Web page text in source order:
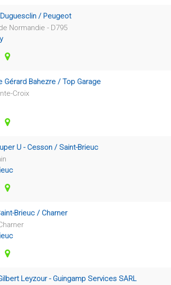
/ Peugeot
Normandie - D795
Gérard Bahezre / Top Garage
Croix
U - Cesson / Saint-Brieuc
Brieuc / Charner
Leyzour - Guingamp Services SARL